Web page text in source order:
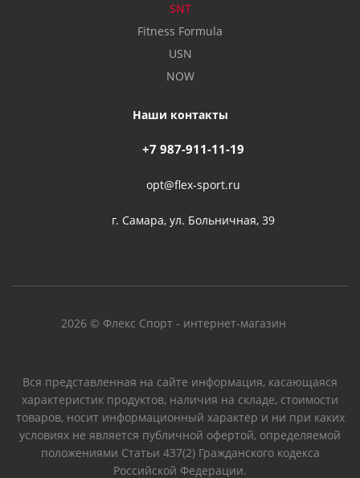
SNT
Fitness Formula
USN
NOW
Наши контакты
+7 987-911-11-19
opt@flex-sport.ru
г. Самара, ул. Больничная, 39
2026 © Флекс Спорт - интернет-магазин
Вся представленная на сайте информация, касающаяся
характеристик продуктов, наличия на складе, стоимости
товаров, носит информационный характер и ни при каких
условиях не является публичной офертой, определяемой
положениями Статьи 437(2) Гражданского кодекса
Российской Федерации.